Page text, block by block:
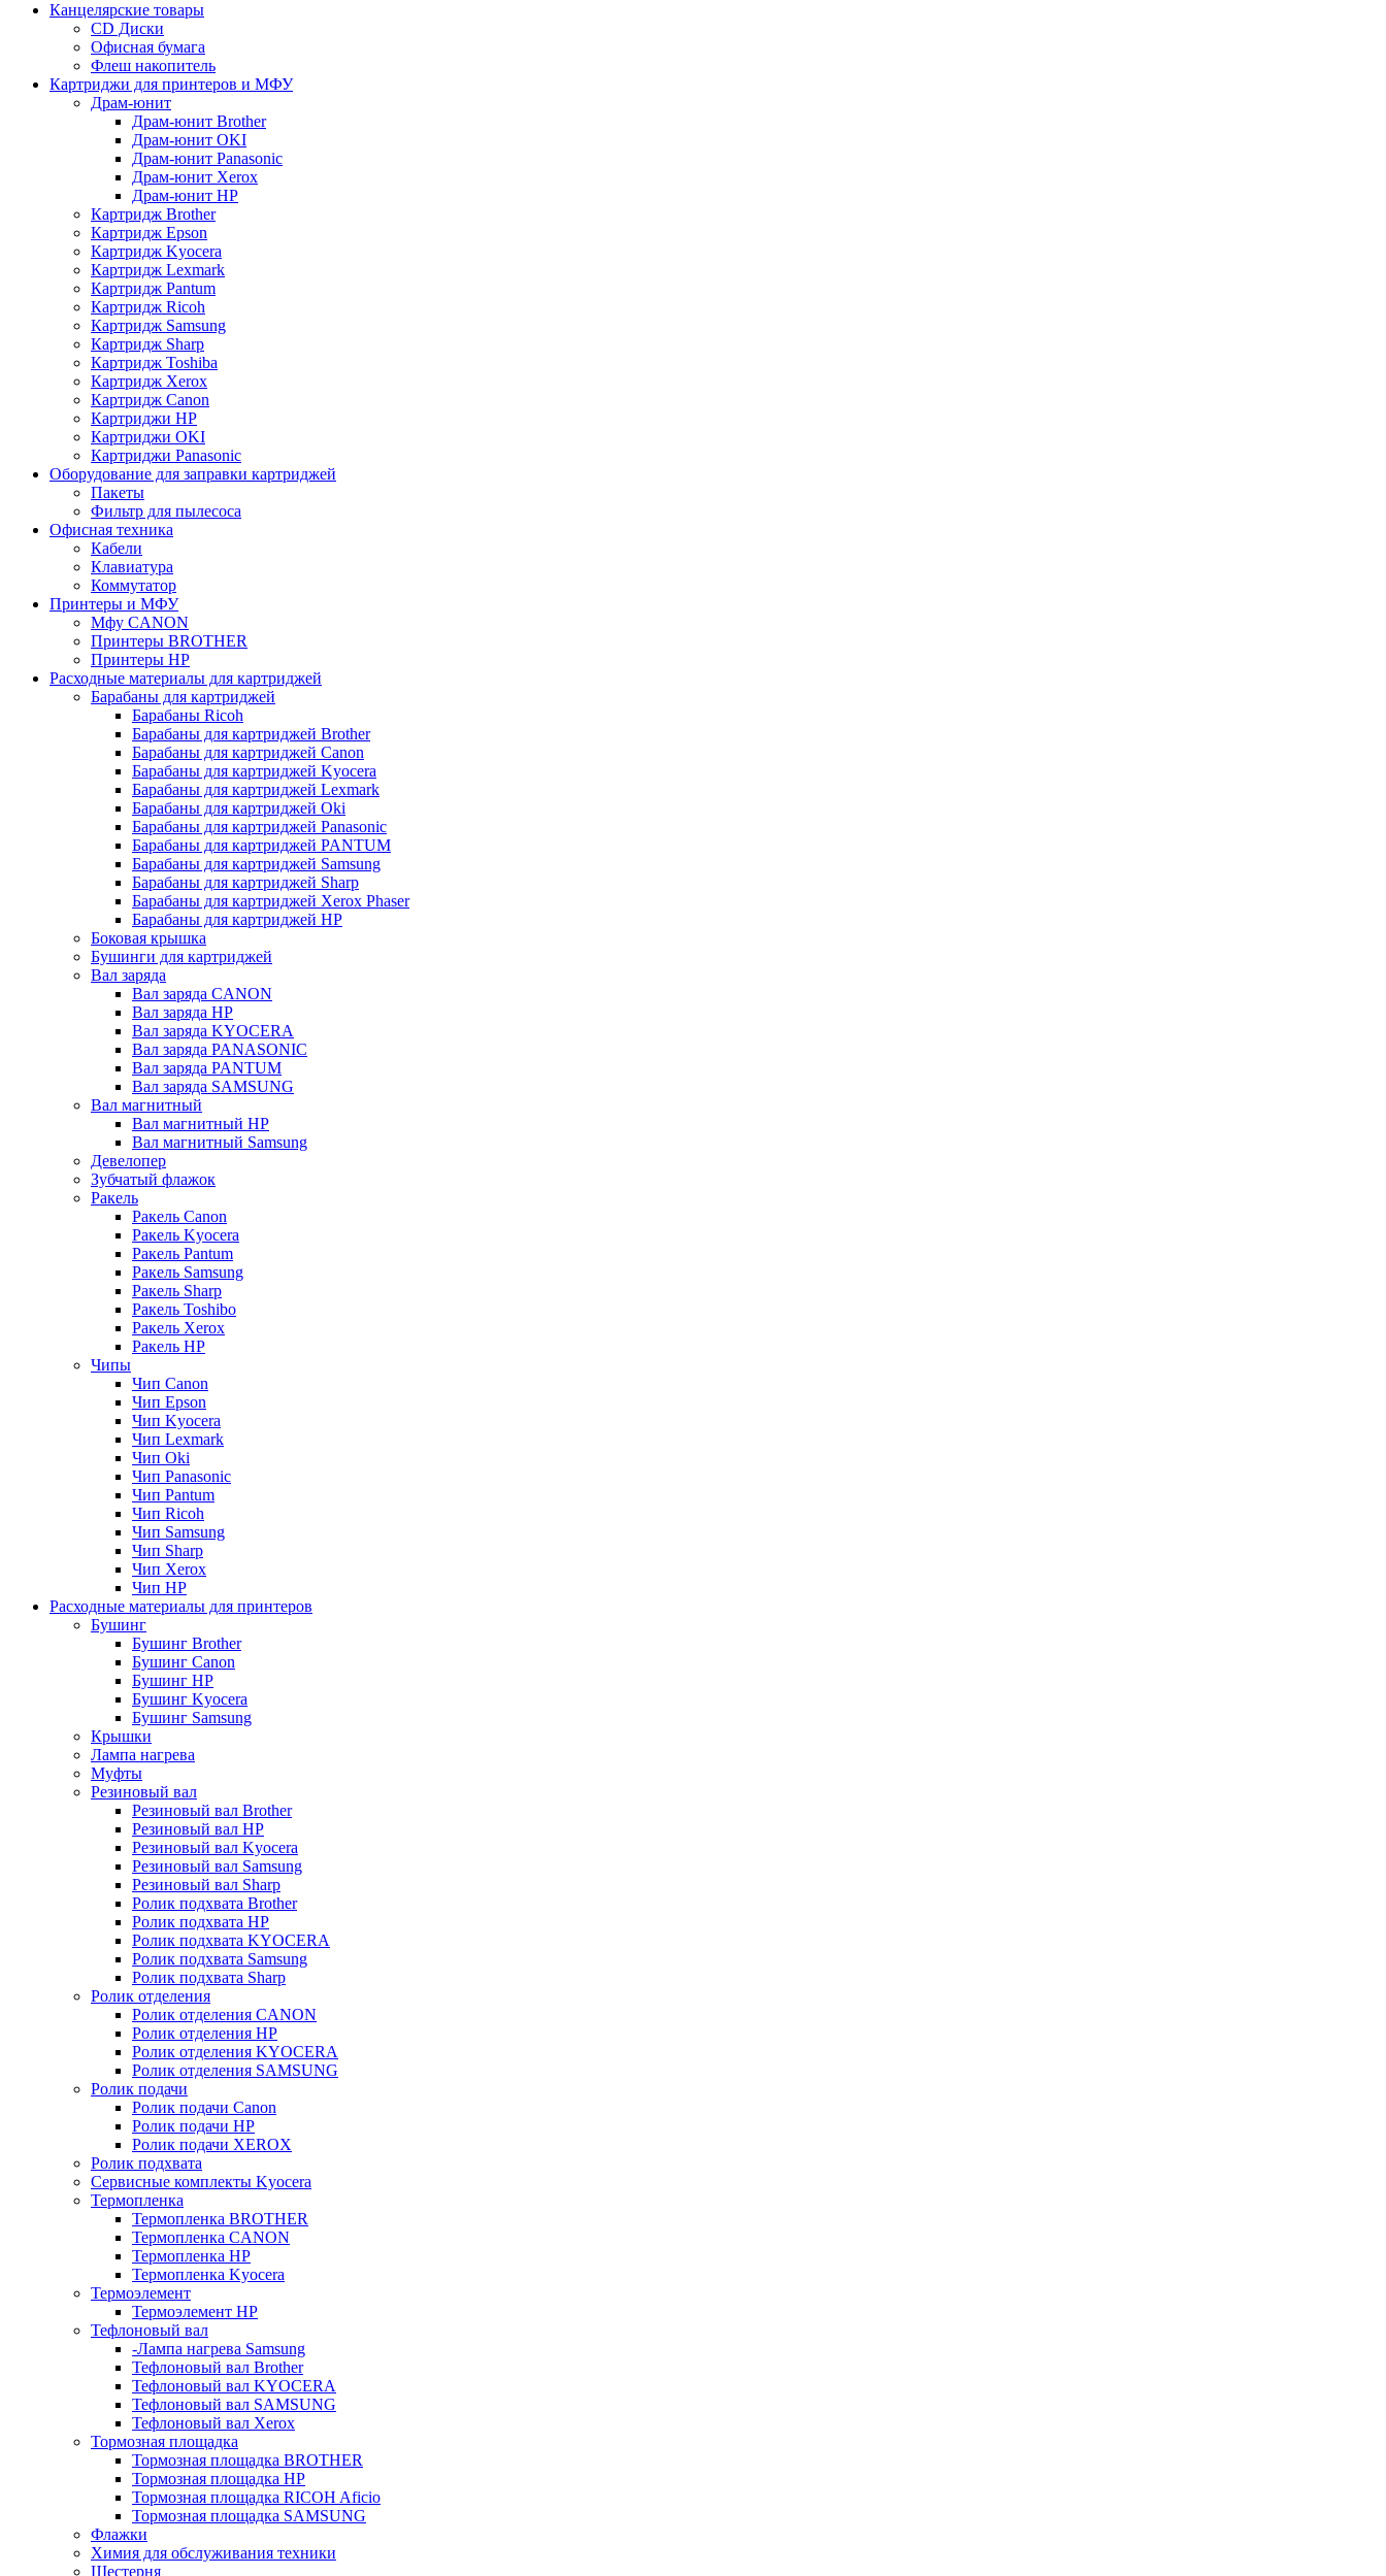
Канцелярские товары
CD Диски
Офисная бумага
Флеш накопитель
Картриджи для принтеров и МФУ
Драм-юнит
Драм-юнит Brother
Драм-юнит OKI
Драм-юнит Panasonic
Драм-юнит Xerox
Драм-юнит НР
Картридж Brother
Картридж Epson
Картридж Kyocera
Картридж Lexmark
Картридж Pantum
Картридж Ricoh
Картридж Samsung
Картридж Sharp
Картридж Toshiba
Картридж Xerox
Картридж Сanon
Картриджи HP
Картриджи OKI
Картриджи Panasonic
Оборудование для заправки картриджей
Пакеты
Фильтр для пылесоса
Офисная техника
Кабели
Клавиатура
Коммутатор
Принтеры и МФУ
Мфу CANON
Принтеры BROTHER
Принтеры HP
Расходные материалы для картриджей
Барабаны для картриджей
Барабаны Ricoh
Барабаны для картриджей Brother
Барабаны для картриджей Canon
Барабаны для картриджей Kyocera
Барабаны для картриджей Lexmark
Барабаны для картриджей Oki
Барабаны для картриджей Panasonic
Барабаны для картриджей PANTUM
Барабаны для картриджей Samsung
Барабаны для картриджей Sharp
Барабаны для картриджей Xerox Phaser
Барабаны для картриджей НР
Боковая крышка
Бушинги для картриджей
Вал заряда
Вал заряда CANON
Вал заряда HP
Вал заряда KYOCERA
Вал заряда PANASONIC
Вал заряда PANTUM
Вал заряда SAMSUNG
Вал магнитный
Вал магнитный HP
Вал магнитный Samsung
Девелопер
Зубчатый флажок
Ракель
Ракель Canon
Ракель Kyocera
Ракель Pantum
Ракель Samsung
Ракель Sharp
Ракель Toshibo
Ракель Xerox
Ракель НР
Чипы
Чип Canon
Чип Epson
Чип Kyocera
Чип Lexmark
Чип Oki
Чип Panasonic
Чип Pantum
Чип Ricoh
Чип Samsung
Чип Sharp
Чип Xerox
Чип НР
Расходные материалы для принтеров
Бушинг
Бушинг Brother
Бушинг Canon
Бушинг HP
Бушинг Kyocera
Бушинг Samsung
Крышки
Лампа нагрева
Муфты
Резиновый вал
Резиновый вал Brother
Резиновый вал HP
Резиновый вал Kyocera
Резиновый вал Samsung
Резиновый вал Sharp
Ролик подхвата Brother
Ролик подхвата HP
Ролик подхвата KYOCERA
Ролик подхвата Samsung
Ролик подхвата Sharp
Ролик отделения
Ролик отделения CANON
Ролик отделения HP
Ролик отделения KYOCERA
Ролик отделения SAMSUNG
Ролик подачи
Ролик подачи Canon
Ролик подачи HP
Ролик подачи XEROX
Ролик подхвата
Сервисные комплекты Kyocera
Термопленка
Термопленка BROTHER
Термопленка CANON
Термопленка HP
Термопленка Kyocera
Термоэлемент
Термоэлемент НР
Тефлоновый вал
-Лампа нагрева Samsung
Тефлоновый вал Brother
Тефлоновый вал KYOCERA
Тефлоновый вал SAMSUNG
Тефлоновый вал Xerox
Тормозная площадка
Тормозная площадка BROTHER
Тормозная площадка HP
Тормозная площадка RICOH Aficio
Тормозная площадка SAMSUNG
Флажки
Химия для обслуживания техники
Шестерня